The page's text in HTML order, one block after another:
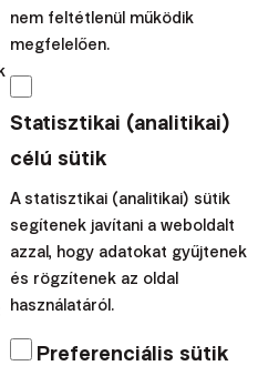
befektetések is jelentős
az idő múlásával.
díjmentesen kezeljük
vehet. Ne hagyja ki
csak 2026. 06. 30-ig
egy
a nyár jó
valakinek, aki közel áll
nem feltétlenül működik
megfelelően.
Statisztikai (analitikai)
célú sütik
A statisztikai (analitikai) sütik
segítenek javítani a weboldalt
azzal, hogy adatokat gyűjtenek
és rögzítenek az oldal
használatáról.
Preferenciális sütik